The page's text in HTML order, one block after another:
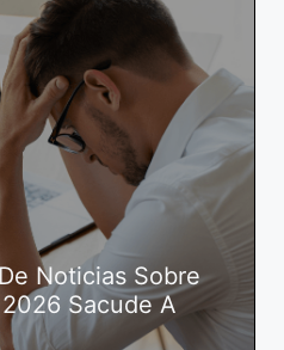
Noticias Sobre
Sacude A